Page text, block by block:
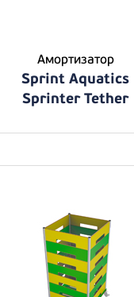
Амортизатор
Sprint Aquatics
Sprinter Tether